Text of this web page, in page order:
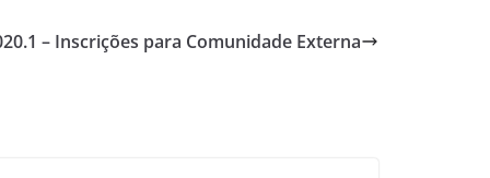
– Inscrições para Comunidade Externa